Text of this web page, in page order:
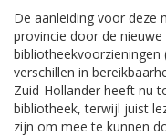
De aanleiding voor deze
provincie door de
bibliotheekvoorzieningen
verschillen in
Zuid-Hollander heeft nu
bibliotheek, terwijl juist
zijn om mee te kunnen